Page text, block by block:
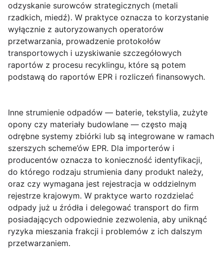
odzyskanie surowców strategicznych (metali
rzadkich, miedź). W praktyce oznacza to korzystanie
wyłącznie z autoryzowanych operatorów
przetwarzania, prowadzenie protokołów
transportowych i uzyskiwanie szczegółowych
raportów z procesu recyklingu, które są potem
podstawą do raportów EPR i rozliczeń finansowych.
Inne strumienie odpadów — baterie, tekstylia, zużyte
opony czy materiały budowlane — często mają
odrębne systemy zbiórki lub są integrowane w ramach
szerszych scheme’ów EPR. Dla importerów i
producentów oznacza to konieczność identyfikacji,
do którego rodzaju strumienia dany produkt należy,
oraz czy wymagana jest rejestracja w oddzielnym
rejestrze krajowym. W praktyce warto rozdzielać
odpady już u źródła i delegować transport do firm
posiadających odpowiednie zezwolenia, aby uniknąć
ryzyka mieszania frakcji i problemów z ich dalszym
przetwarzaniem.